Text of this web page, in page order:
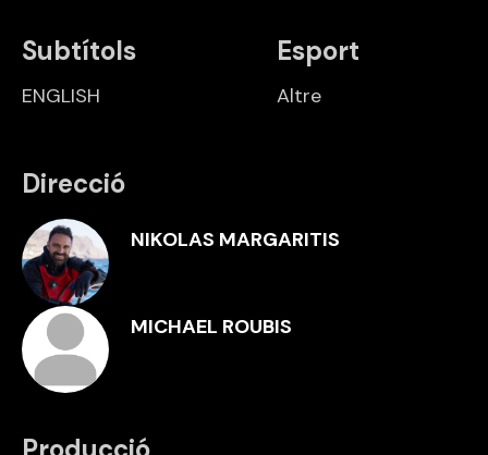
Subtítols
ENGLISH
Esport
Altre
Direcció
NIKOLAS MARGARITIS
MICHAEL ROUBIS